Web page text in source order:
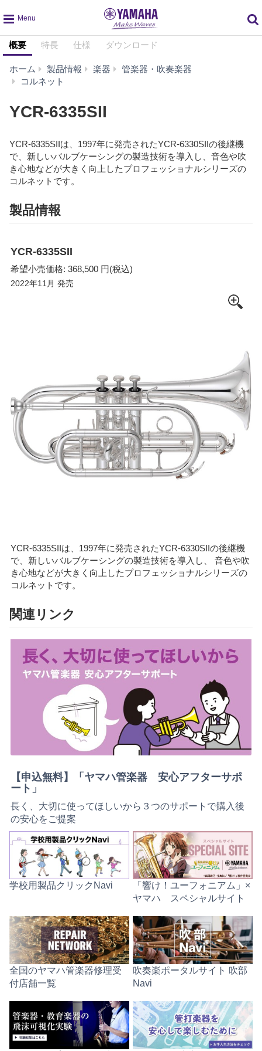
global
navigation
概要 特長 仕様 ダウンロード
ホーム 製品情報 楽器
管楽器・吹奏楽器
コルネット
YCR-6335SII
YCR-6335SIIは、1997年に発売されたYCR-6330SIIの後継機
で、新しいバルブケーシングの製造技術を導入し、音色や吹
き心地などが大きく向上したプロフェッショナルシリーズの
コルネットです。
製品情報
YCR-6335SII
希望小売価格: 368,500 円(税込)
2022年11月 発売
YCR-6335SIIは、1997年に発売されたYCR-6330SIIの後継機
で、新しいバルブケーシングの製造技術を導入し、 音色や吹
き心地などが大きく向上したプロフェッショナルシリーズの
コルネットです。
関連リンク
【申込無料】「ヤマハ管楽器 安心アフターサポ
ート」
長く、大切に使ってほしいから３つのサポートで購入後
の安心をご提案
学校用製品クリックNavi
「響け！ユーフォニアム」×
ヤマハ スペシャルサイト
全国のヤマハ管楽器修理受
付店舗一覧
吹奏楽ポータルサイト 吹部
Navi